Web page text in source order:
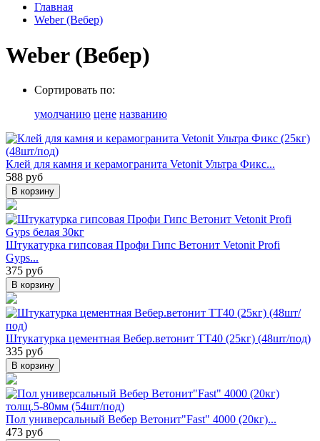
Главная
Weber (Вебер)
Weber (Вебер)
Сортировать по:
умолчанию цене названию
Клей для камня и керамогранита Vetonit Ультра Фикс...
588 руб
В корзину
Штукатурка гипсовая Профи Гипс Ветонит Vetonit Profi
Gyps...
375 руб
В корзину
Штукатурка цементная Вебер.ветонит ТТ40 (25кг) (48шт/под)
335 руб
В корзину
Пол универсальный Вебер Ветонит"Fast" 4000 (20кг)...
473 руб